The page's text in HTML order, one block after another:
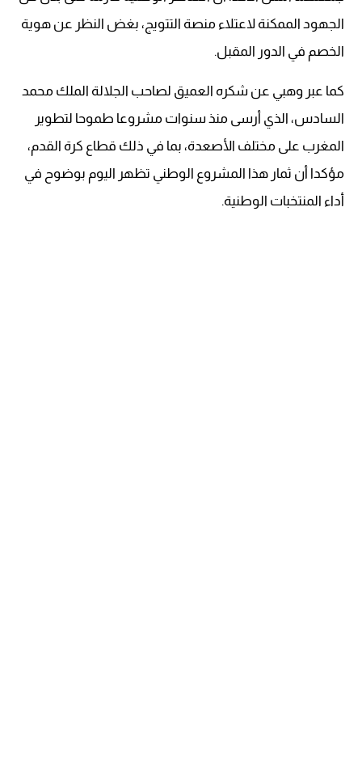
الجهود الممكنة لاعتلاء منصة التتويج، بغض النظر عن هوية
الخصم في الدور المقبل.
كما عبر وهبي عن شكره العميق لصاحب الجلالة الملك محمد
السادس، الذي أرسى منذ سنوات مشروعا طموحا لتطوير
المغرب على مختلف الأصعدة، بما في ذلك قطاع كرة القدم،
مؤكدا أن ثمار هذا المشروع الوطني تظهر اليوم بوضوح في
أداء المنتخبات الوطنية.